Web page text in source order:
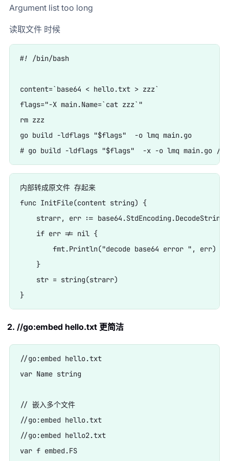
Argument list too long
读取文件 时候
#! /bin/bash
content=`base64 < hello.txt > zzz`
flags="-X main.Name=`cat zzz`"
rm zzz
go build -ldflags "$flags"  -o lmq main.go
内部转成原文件 存起来
func InitFile(content string) {
strarr, err :=
    if err != nil {
        fmt.Println("decode base64 error ", err)
    }
    str = string(strarr)
2. //go:embed hello.txt 更简洁
//go:embed hello.txt
var Name string
// 嵌入多个文件
//go:embed hello.txt
//go:embed hello2.txt
var f embed.FS